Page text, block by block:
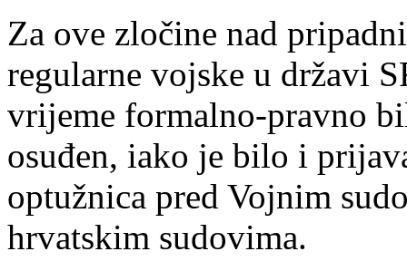
Za ove zločine nad
regularne vojske u državi
vrijeme formalno-pravno
osuđen, iako je bilo i
optužnica pred Vojnim
hrvatskim sudovima.